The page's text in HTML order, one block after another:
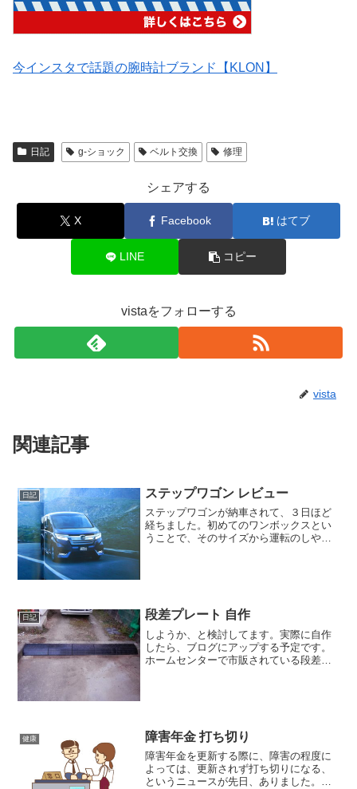
今インスタで話題の腕時計ブランド【KLON】
日記 g-ショック ベルト交換 修理
シェアする
X Facebook はてブ
LINE コピー
vistaをフォローする
vista
関連記事
日記 ステップワゴン レビュー
ステップワゴンが納車されて、３日ほど
経ちました。初めてのワンボックスとい
うことで、そのサイズから運転のしやす
日記 段差プレート 自作
しようか、と検討してます。実際に自作
したら、ブログにアップする予定です。
ホームセンターで市販されている段差プ
健康 障害年金 打ち切り
障害年金を更新する際に、障害の程度に
よっては、更新されず打ち切りになる、
というニュースが先日、ありました。障